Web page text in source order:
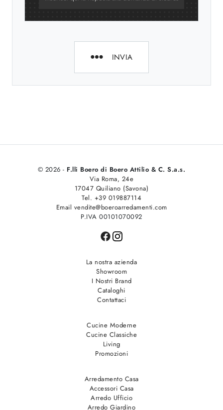
INVIA
© 2026 - F.lli Boero di Boero Attilio & C. S.a.s.
Via Roma, 24e
17047 Quiliano (Savona)
Tel. +39 019887114
Email vendite@boeroarredamenti.com
P.IVA 00101070092
La nostra azienda
Showroom
I Nostri Brand
Cataloghi
Contattaci
Cucine Moderne
Cucine Classiche
Living
Promozioni
Arredamento Casa
Accessori Casa
Arredo Ufficio
Arredo Giardino